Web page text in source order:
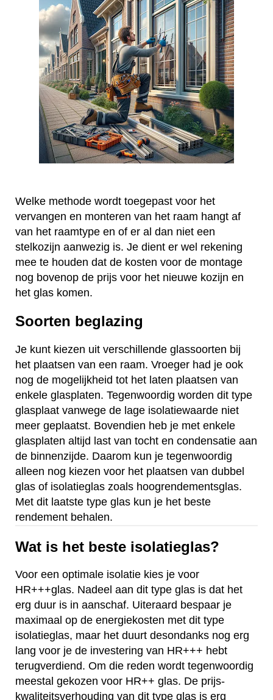
Welke methode wordt toegepast voor het
vervangen en monteren van het raam hangt af
van het raamtype en of er al dan niet een
stelkozijn aanwezig is. Je dient er wel rekening
mee te houden dat de kosten voor de montage
nog bovenop de prijs voor het nieuwe kozijn en
het glas komen.
Soorten beglazing
Je kunt kiezen uit verschillende glassoorten bij
het plaatsen van een raam. Vroeger had je ook
nog de mogelijkheid tot het laten plaatsen van
enkele glasplaten. Tegenwoordig worden dit type
glasplaat vanwege de lage isolatiewaarde niet
meer geplaatst. Bovendien heb je met enkele
glasplaten altijd last van tocht en condensatie aan
de binnenzijde. Daarom kun je tegenwoordig
alleen nog kiezen voor het plaatsen van dubbel
glas of isolatieglas zoals hoogrendementsglas.
Met dit laatste type glas kun je het beste
rendement behalen.
Wat is het beste isolatieglas?
Voor een optimale isolatie kies je voor
HR+++glas. Nadeel aan dit type glas is dat het
erg duur is in aanschaf. Uiteraard bespaar je
maximaal op de energiekosten met dit type
isolatieglas, maar het duurt desondanks nog erg
lang voor je de investering van HR+++ hebt
terugverdiend. Om die reden wordt tegenwoordig
meestal gekozen voor HR++ glas. De prijs-
kwaliteitsverhouding van dit type glas is erg